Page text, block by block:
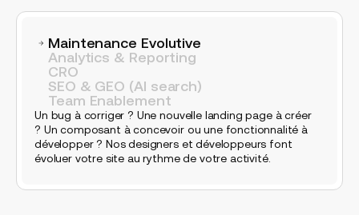
Un bug à corriger ? Une nouvelle landing page à créer
? Un composant à concevoir ou une fonctionnalité à
développer ? Nos designers et développeurs font
évoluer votre site au rythme de votre activité.
Maintenance Evolutive
Analytics & Reporting
CRO
SEO & GEO (AI search)
Team Enablement